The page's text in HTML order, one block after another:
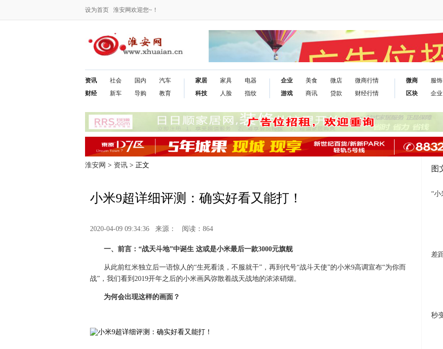
设为首页 淮安网欢迎您~！
资讯
财经
社会
新车
国内
导购
汽车
教育
家居
科技
家具
人脸
电器
指纹
企业
游戏
美食
商讯
微店
贷款
微商行情
财经行情
微商
区块
服饰
企业
淮安网 > 资讯 > 正文
小米9超详细评测：确实好看又能打！
2020-04-09 09:34:36 来源： 阅读：864
一、前言：“战天斗地”中诞生 这或是小米最后一款3000元旗舰
从此前红米独立后一语惊人的“生死看淡，不服就干”，再到代号“战斗天使”的小米9高调宣布“为你而
战”，我们看到2019开年之后的小米画风弥散着战天战地的浓浓硝烟。
为何会出现这样的画面？
图
“小
差
秒